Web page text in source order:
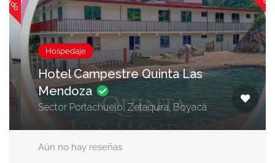
Hospedaje
Hotel Campestre Quinta Las
Mendoza
Sector Portachuelo, Zetaquira, Boyacá
Aún no hay reseñas